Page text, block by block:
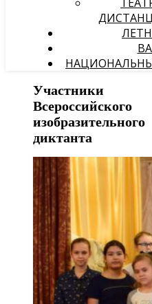
Участники
Всероссийского
изобразительного
диктанта